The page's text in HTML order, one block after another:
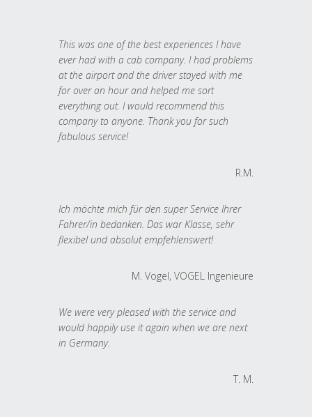
This was one of the best experiences I have
ever had with a cab company. I had problems
at the airport and the driver stayed with me
for over an hour and helped me sort
everything out. I would recommend this
company to anyone. Thank you for such
fabulous service!
R.M.
Ich möchte mich für den super Service Ihrer
Fahrer/in bedanken. Das war Klasse, sehr
flexibel und absolut empfehlenswert!
M. Vogel, VOGEL Ingenieure
We were very pleased with the service and
would happily use it again when we are next
in Germany.
T. M.